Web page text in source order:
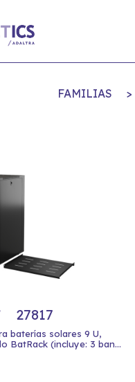
FAMILIAS >
27817
baterías solares 9 U,
BatRack (incluye: 3 ban...